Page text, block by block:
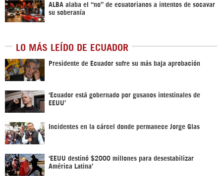
ALBA alaba el “no” de ecuatorianos a intentos de socavar
su soberanía
LO MÁS LEÍDO DE ECUADOR
Presidente de Ecuador sufre su más baja aprobación
‘Ecuador está gobernado por gusanos intestinales de
EEUU’
Incidentes en la cárcel donde permanece Jorge Glas
‘EEUU destinó $2000 millones para desestabilizar
América Latina’